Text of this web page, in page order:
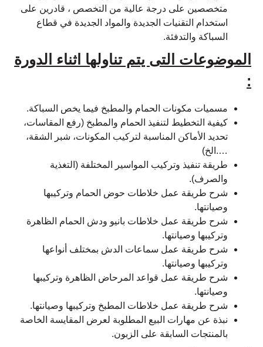
متخصصين على درجة عالية من التخصص ، قادرين على
استخدام التقنيات الجديدة والمواد الجديدة في قطاع
السباكة والتدفئة.
الموضوعات التى يتم تناولها اثناء الدورة
مسميات مكونات الحمام والمطبخ فيما يخص السباكة.
كيفية التخطيط لتنفيذ الحمام والمطبخ (رفع المقاسات،
تحديد الأماكن المناسبة لتركيب المكونات، شبر الشقة،
….الخ)
طريقة تنفيذ وتركيب المواسير المختلفة (التغذية
والصرف).
شرح طريقة عمل خلاطات حوض الحمام وتركيبها
وصيانتها.
شرح طريقة عمل خلاطات بانيو ودش الحمام الظاهرة
وتركيبها وصيانتها.
شرح طريقة عمل سماعات الدش بمختلف أنواعها
وتركيبها وصيانتها.
شرح طريقة عمل قواعد المرحاض الظاهرة وتركيبها
وصيانتها.
شرح طريقة عمل خلاطات المطبخ وتركيبها وصيانتها.
نبذة عن مهارات البيع المطلوبة لعرض المقايسة الخاصة
بالمنتجات السابقة على الزبون.